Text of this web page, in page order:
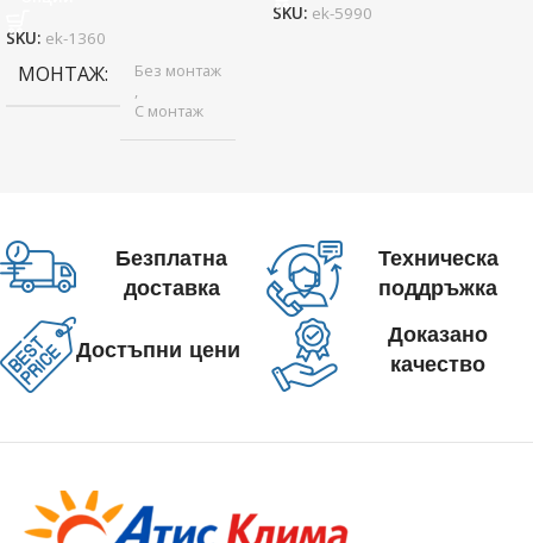
SKU: ek-1360
МОНТАЖ
Без монтаж
,
С монтаж
SKU: ek-5990
Безплатна
доставка
Техническа
поддръжка
Достъпни цени
Доказано
качество